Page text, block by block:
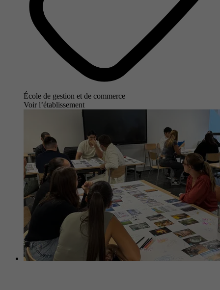
École de gestion et de commerce
Voir l’établissement